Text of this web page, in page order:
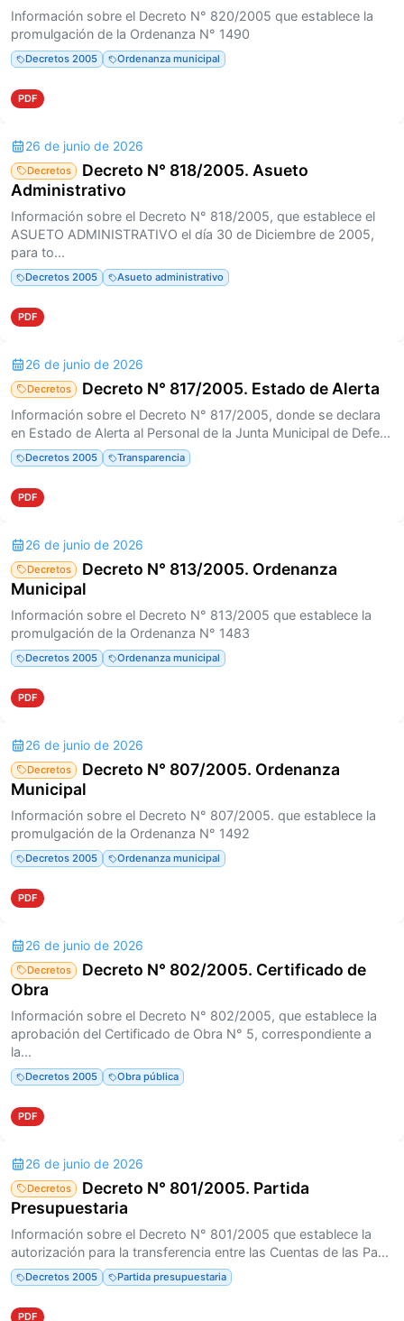
Información sobre el Decreto N° 820/2005 que establece la
promulgación de la Ordenanza N° 1490
Decretos 2005 Ordenanza municipal
PDF
26 de junio de 2026
Decretos
Decreto N° 818/2005. Asueto
Administrativo
Información sobre el Decreto N° 818/2005, que establece el
ASUETO ADMINISTRATIVO el día 30 de Diciembre de 2005,
para to...
Decretos 2005 Asueto administrativo
PDF
26 de junio de 2026
Decretos Decreto N° 817/2005. Estado de Alerta
Información sobre el Decreto N° 817/2005, donde se declara
en Estado de Alerta al Personal de la Junta Municipal de Defe...
Decretos 2005 Transparencia
PDF
26 de junio de 2026
Decretos
Decreto N° 813/2005. Ordenanza
Municipal
Información sobre el Decreto N° 813/2005 que establece la
promulgación de la Ordenanza N° 1483
Decretos 2005 Ordenanza municipal
PDF
26 de junio de 2026
Decretos
Decreto N° 807/2005. Ordenanza
Municipal
Información sobre el Decreto N° 807/2005. que establece la
promulgación de la Ordenanza N° 1492
Decretos 2005 Ordenanza municipal
PDF
26 de junio de 2026
Decretos
Decreto N° 802/2005. Certificado de
Obra
Información sobre el Decreto N° 802/2005, que establece la
aprobación del Certificado de Obra N° 5, correspondiente a
la...
Decretos 2005 Obra pública
PDF
26 de junio de 2026
Decretos
Decreto N° 801/2005. Partida
Presupuestaria
Información sobre el Decreto N° 801/2005 que establece la
autorización para la transferencia entre las Cuentas de las Pa...
Decretos 2005 Partida presupuestaria
PDF